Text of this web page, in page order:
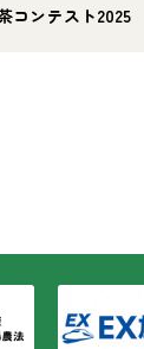
コンテスト2025